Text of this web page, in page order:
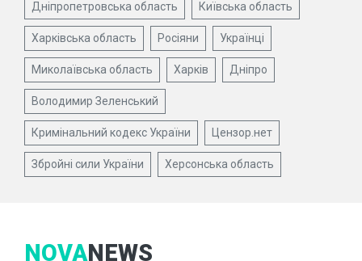
Дніпропетровська область Київська область
Харківська область Росіяни Українці
Миколаївська область Харків Дніпро
Володимир Зеленський
Кримінальний кодекс України Цензор.нет
Збройні сили України Херсонська область
NOVANEWS